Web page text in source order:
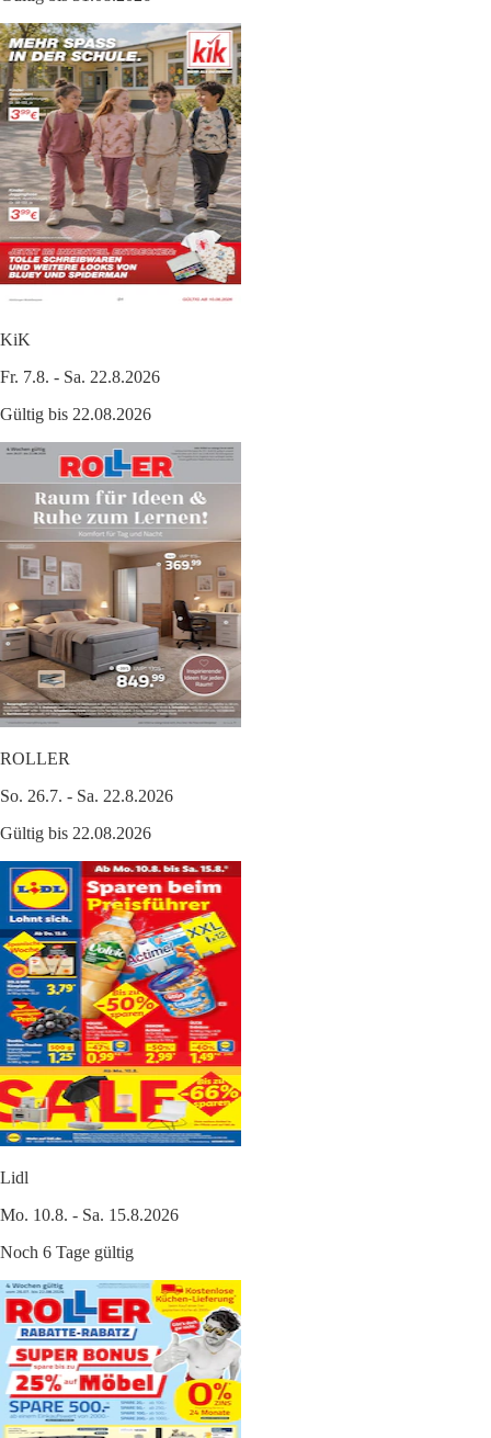
KiK
Fr. 7.8. - Sa. 22.8.2026
Gültig bis 22.08.2026
ROLLER
So. 26.7. - Sa. 22.8.2026
Gültig bis 22.08.2026
Lidl
Mo. 10.8. - Sa. 15.8.2026
Noch 6 Tage gültig